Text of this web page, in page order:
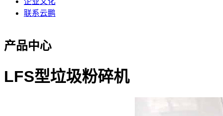
联系云鹏
产品中心
LFS型垃圾粉碎机